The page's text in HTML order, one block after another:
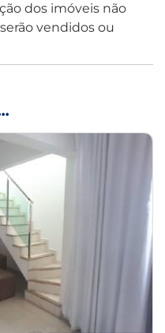
dos imóveis não
vendidos ou